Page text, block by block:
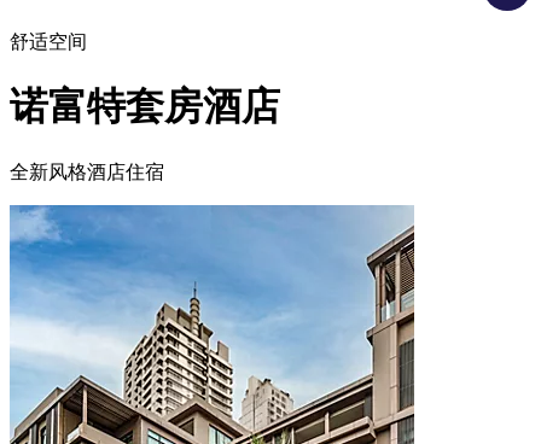
舒适空间
诺富特套房酒店
全新风格酒店住宿